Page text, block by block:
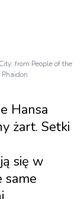
from People of the
Hansa
żart. Setki
się w
same